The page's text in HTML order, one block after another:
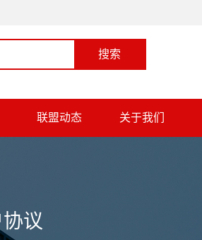
搜索
联盟动态 关于我们
议